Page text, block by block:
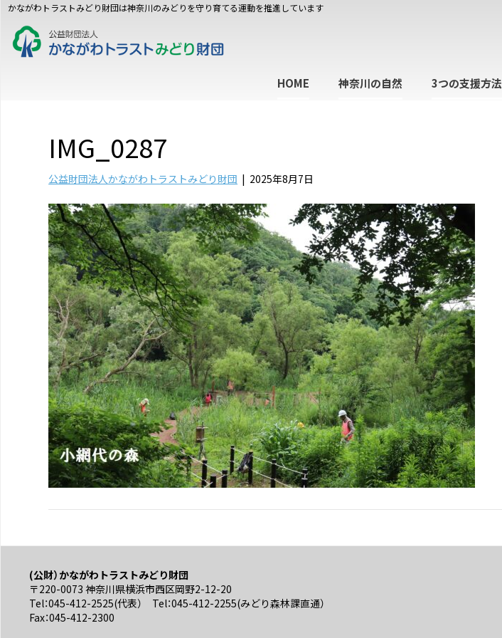
かながわトラストみどり財団は神奈川のみどりを守り育てる運動を推進しています
HOME 神奈川の自然 3つの支援方法
IMG_0287
公益財団法人かながわトラストみどり財団 | 2025年8月7日
(公財）かながわトラストみどり財団
〒220-0073 神奈川県横浜市西区岡野2-12-20
Tel：045-412-2525(代表） Tel：045-412-2255(みどり森林課直通）
Fax：045-412-2300